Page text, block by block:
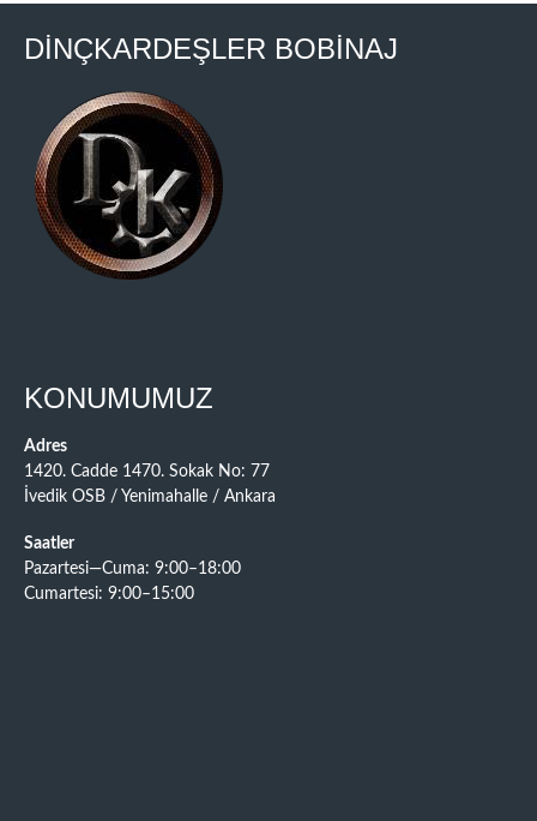
DİNÇKARDEŞLER BOBİNAJ
KONUMUMUZ
Adres
1420. Cadde 1470. Sokak No: 77
İvedik OSB / Yenimahalle / Ankara
Saatler
Pazartesi—Cuma: 9:00–18:00
Cumartesi: 9:00–15:00